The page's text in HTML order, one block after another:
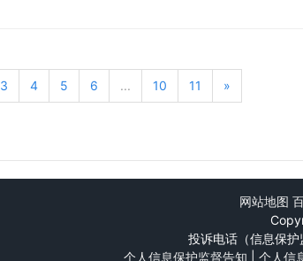
3 4 5 6 ... 10 11 »
网站地图
投诉电话（信息保
个人信息保护监督告知
个人信